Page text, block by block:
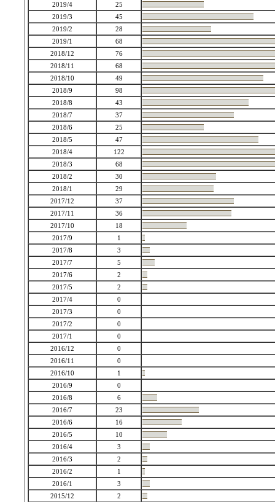
2019/4
25
2019/3
45
2019/2
28
2019/1
68
2018/12
76
2018/11
68
2018/10
49
2018/9
98
2018/8
43
2018/7
37
2018/6
25
2018/5
47
2018/4
122
2018/3
68
2018/2
30
2018/1
29
2017/12
37
2017/11
36
2017/10
18
2017/9
1
2017/8
3
2017/7
5
2017/6
2
2017/5
2
2017/4
0
2017/3
0
2017/2
0
2017/1
0
2016/12
0
2016/11
0
2016/10
1
2016/9
0
2016/8
6
2016/7
23
2016/6
16
2016/5
10
2016/4
3
2016/3
2
2016/2
1
2016/1
3
2015/12
2